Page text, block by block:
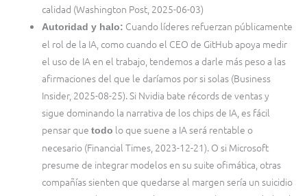
calidad (Washington Post, 2025-06-03)
Autoridad y halo: Cuando líderes refuerzan públicamente
el rol de la IA, como cuando el CEO de GitHub apoya medir
el uso de IA en el trabajo, tendemos a darle más peso a las
afirmaciones del que le daríamos por si solas (Business
Insider, 2025-08-25). Si Nvidia bate récords de ventas y
sigue dominando la narrativa de los chips de IA, es fácil
pensar quetodo lo que suene a IA será rentable o
necesario (Financial Times, 2023-12-21). O si Microsoft
presume de integrar modelos en su suite ofimática, otras
compañías sienten que quedarse al margen sería un suicidio